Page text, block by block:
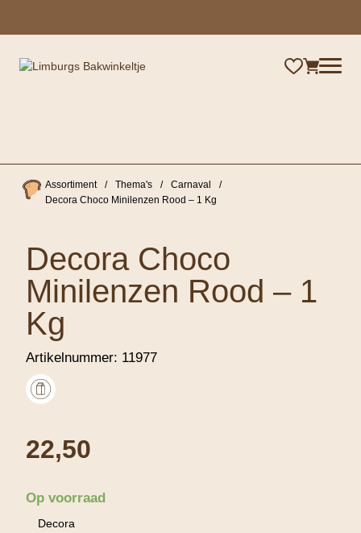
Assortiment / Thema's / Carnaval
/
Decora Choco Minilenzen Rood – 1 Kg
Decora Choco
Minilenzen Rood – 1
Kg
Artikelnummer: 11977
22,50
Op voorraad
Decora